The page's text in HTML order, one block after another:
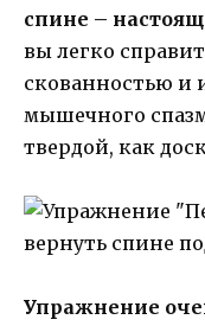
спине –
вы легко
скованностью и
мышечного
твердой, как
Упражнение